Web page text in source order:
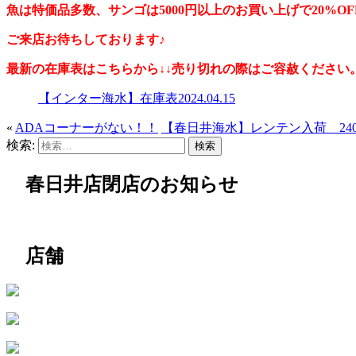
魚は特価品多数、サンゴは5000円以上のお買い上げで
ご来店お待ちしております♪
最新の在庫表はこちらから↓↓売り切れの際はご容赦ください。
【インター海水】在庫表2024.04.15
« ADAコーナーがない！！ 【春日井海水】レンテン入荷
検索:
春日井店閉店のお知らせ
店舗